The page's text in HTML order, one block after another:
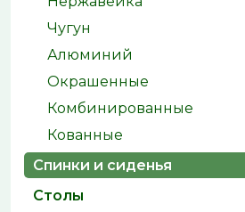
Чугун
Алюминий
Окрашенные
Комбинированные
Кованные
Спинки и сиденья
Столы